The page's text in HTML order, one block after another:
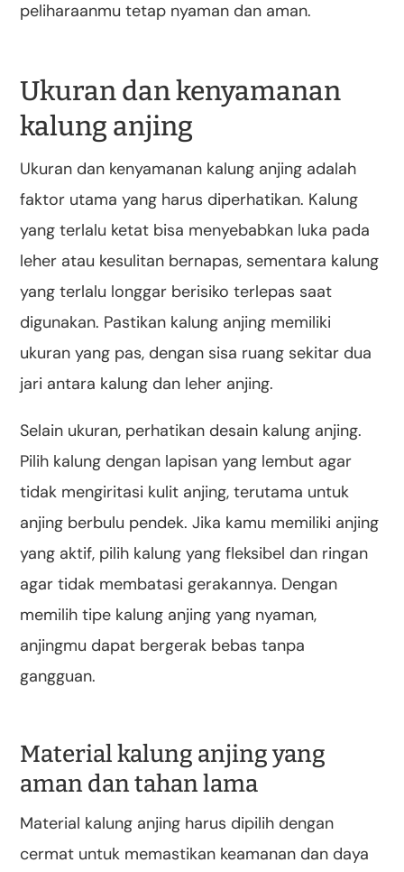
peliharaanmu tetap nyaman dan aman.
Ukuran dan kenyamanan
kalung anjing
Ukuran dan kenyamanan kalung anjing adalah
faktor utama yang harus diperhatikan. Kalung
yang terlalu ketat bisa menyebabkan luka pada
leher atau kesulitan bernapas, sementara kalung
yang terlalu longgar berisiko terlepas saat
digunakan. Pastikan kalung anjing memiliki
ukuran yang pas, dengan sisa ruang sekitar dua
jari antara kalung dan leher anjing.
Selain ukuran, perhatikan desain kalung anjing.
Pilih kalung dengan lapisan yang lembut agar
tidak mengiritasi kulit anjing, terutama untuk
anjing berbulu pendek. Jika kamu memiliki anjing
yang aktif, pilih kalung yang fleksibel dan ringan
agar tidak membatasi gerakannya. Dengan
memilih tipe kalung anjing yang nyaman,
anjingmu dapat bergerak bebas tanpa
gangguan.
Material kalung anjing yang
aman dan tahan lama
Material kalung anjing harus dipilih dengan
cermat untuk memastikan keamanan dan daya